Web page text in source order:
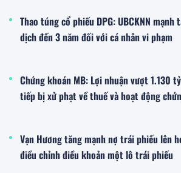
Thao túng cổ phiếu DPG: UBCKNN
dịch đến 3 năm đối với cá nhân vi phạm
Chứng khoán MB: Lợi nhuận vượt 1.130
tiếp bị xử phạt về thuế và hoạt động
Vạn Hương tăng mạnh nợ trái phiếu lên
điều chỉnh điều khoản một lô trái phiếu